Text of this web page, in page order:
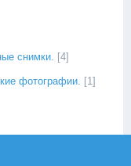
снимки. [4]
фотографии. [1]